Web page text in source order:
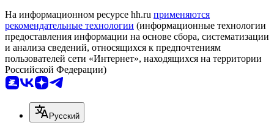
На информационном ресурсе hh.ru применяются
рекомендательные технологии (информационные технологии
предоставления информации на основе сбора, систематизации
и анализа сведений, относящихся к предпочтениям
пользователей сети «Интернет», находящихся на территории
Российской Федерации)
Русский